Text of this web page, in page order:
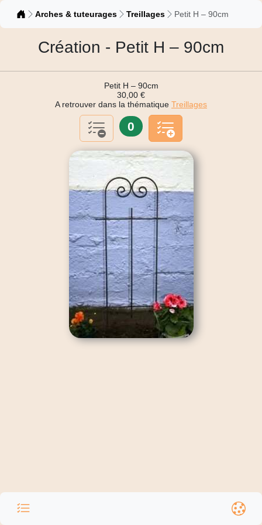
Catalogue
Arches & tuteurages Treillages Petit H – 90cm
Création - Petit H – 90cm
Petit H – 90cm
30,00 €
A retrouver dans la thématique Treillages
0